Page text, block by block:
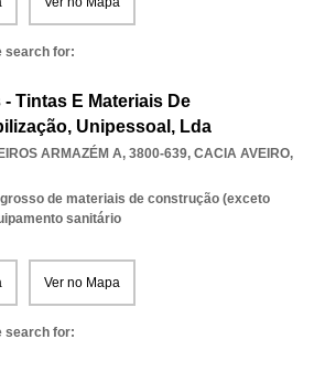
search for:
Tintas E Materiais De
Unipessoal, Lda
ARMAZÉM A, 3800-639, CACIA AVEIRO,
de materiais de construção (exceto
sanitário
Ver no Mapa
search for: